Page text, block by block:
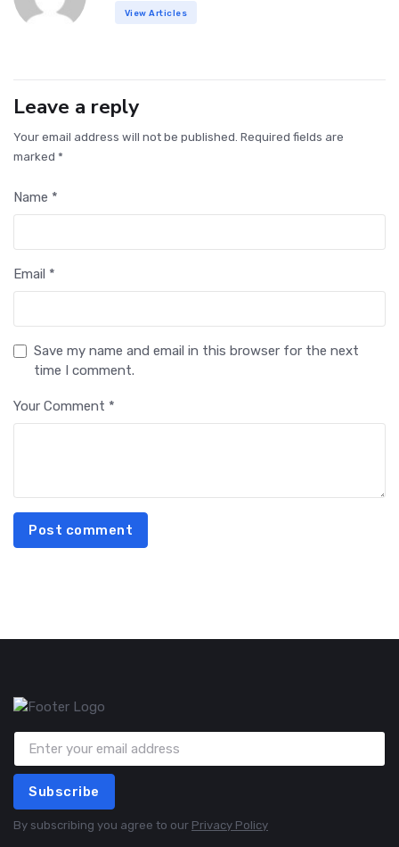
View Articles
Leave a reply
Your email address will not be published. Required fields are
marked *
Name *
Email *
Save my name and email in this browser for the next
time I comment.
Your Comment *
Post comment
Subscribe
By subscribing you agree to our Privacy Policy